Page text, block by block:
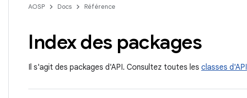
AOSP Docs Référence
Index des packages
Il s'agit des packages d'API. Consultez toutes les classes d'API